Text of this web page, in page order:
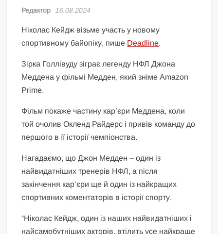
Редактор 16.08.2024
Ніколас Кейдж візьме участь у новому
спортивному байопіку, пише Deadline.
Зірка Голлівуду зіграє легенду НФЛ Джона
Меддена у фільмі Медден, який зніме Amazon
Prime.
Фільм покаже частину кар’єри Меддена, коли
той очолив Окленд Райдерс і привів команду до
першого в її історії чемпіонства.
Нагадаємо, що Джон Медден – один із
найвидатніших тренерів НФЛ, а після
закінчення кар’єри ще й один із найкращих
спортивних коментаторів в історії спорту.
“Ніколас Кейдж, один із наших найвидатніших і
найсамобутніших акторів, втілить усе найкраще